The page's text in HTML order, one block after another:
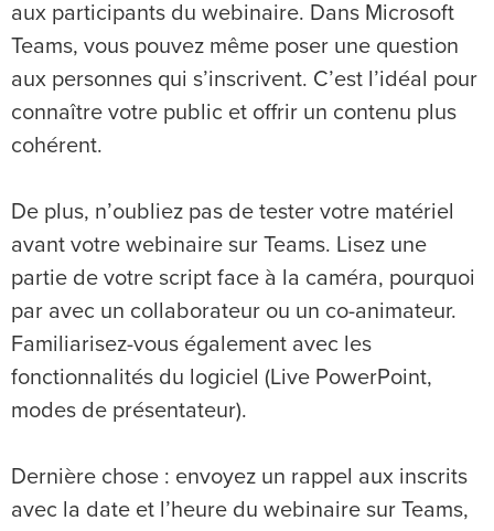
aux participants du webinaire. Dans Microsoft
Teams, vous pouvez même poser une question
aux personnes qui s’inscrivent. C’est l’idéal pour
connaître votre public et offrir un contenu plus
cohérent.
De plus, n’oubliez pas de tester votre matériel
avant votre webinaire sur Teams. Lisez une
partie de votre script face à la caméra, pourquoi
par avec un collaborateur ou un co-animateur.
Familiarisez-vous également avec les
fonctionnalités du logiciel (Live PowerPoint,
modes de présentateur).
Dernière chose : envoyez un rappel aux inscrits
avec la date et l’heure du webinaire sur Teams,